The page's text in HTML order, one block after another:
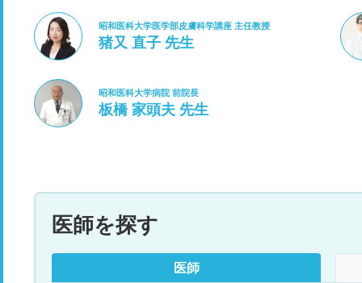
昭和医科大学医学部皮膚科学講座 主任教授
猪又 直子 先生
昭和医科大学病院 前院長
板橋 家頭夫 先生
医師を探す
医師